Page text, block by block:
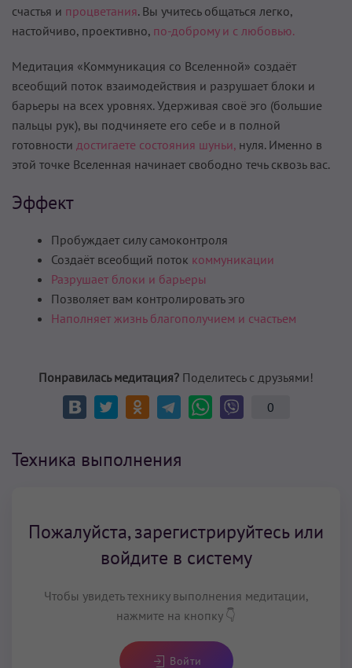
счастья и процветания. Вы учитесь общаться легко,
настойчиво, проективно, по-доброму и с любовью.
Медитация «Коммуникация со Вселенной» создаёт
всеобщий поток взаимодействия и разрушает блоки и
барьеры на всех уровнях. Удерживая своё эго (большие
пальцы рук), вы подчиняете его себе и в полной
готовности достигаете состояния шуньи, нуля. Именно в
этой точке Вселенная начинает свободно течь сквозь вас.
Эффект
Пробуждает силу самоконтроля
Создаёт всеобщий поток коммуникации
Разрушает блоки и барьеры
Позволяет вам контролировать эго
Наполняет жизнь благополучием и счастьем
Понравилась медитация? Поделитесь с друзьями!
0
Техника выполнения
Пожалуйста, зарегистрируйтесь или
войдите в систему
Чтобы увидеть технику выполнения медитации,
нажмите на кнопку 👇
Войти